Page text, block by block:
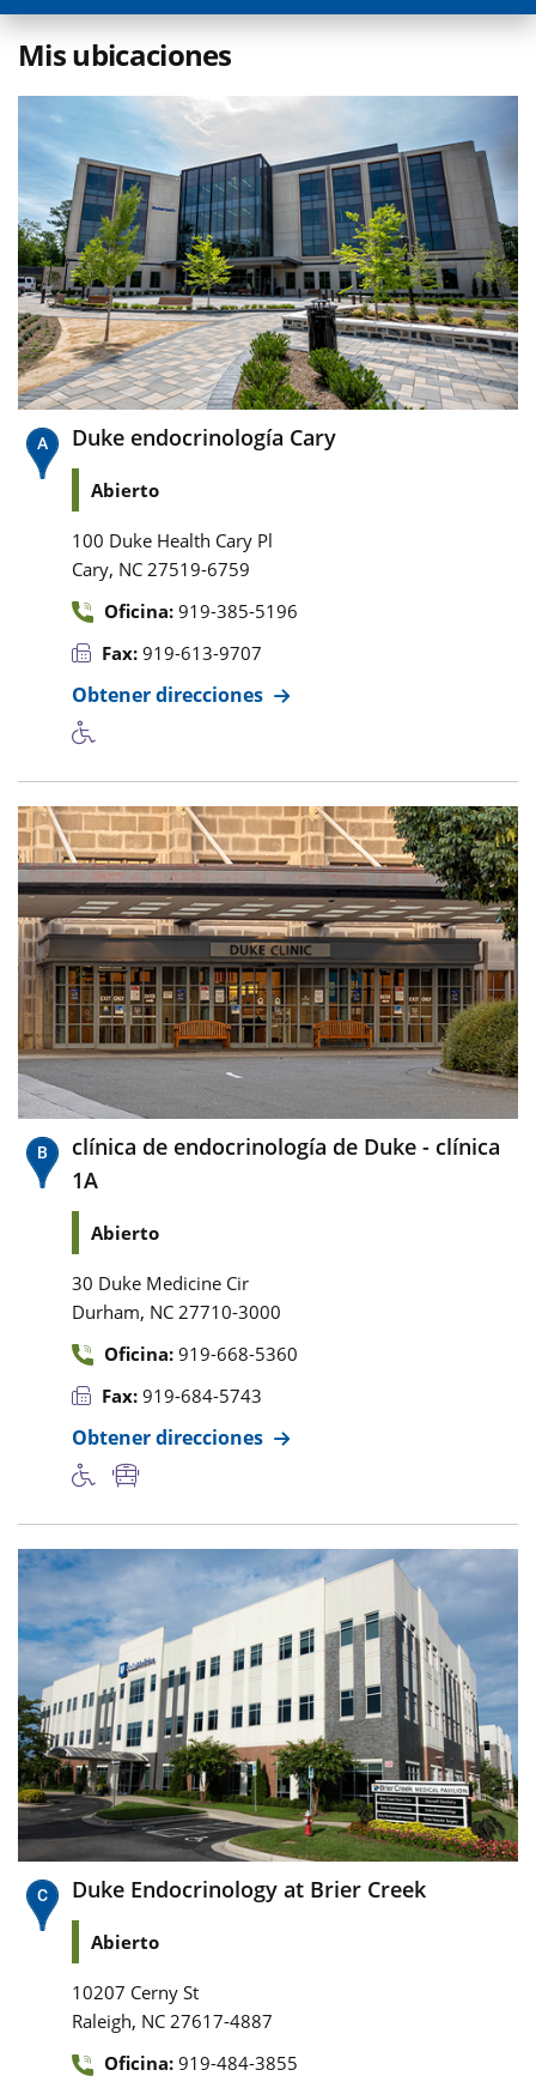
Mis ubicaciones
Duke endocrinología Cary
Abierto
100 Duke Health Cary Pl
Cary, NC 27519-6759
Oficina: 919-385-5196
Fax: 919-613-9707
Obtener direcciones
clínica de endocrinología de Duke - clínica
1A
Abierto
30 Duke Medicine Cir
Durham, NC 27710-3000
Oficina: 919-668-5360
Fax: 919-684-5743
Obtener direcciones
Duke Endocrinology at Brier Creek
Abierto
10207 Cerny St
Raleigh, NC 27617-4887
Oficina: 919-484-3855